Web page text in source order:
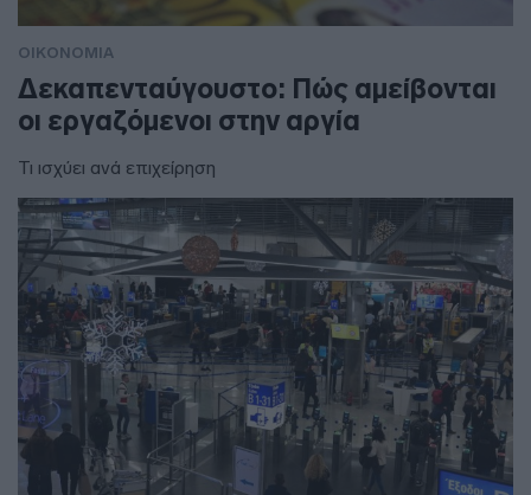
ΟΙΚΟΝΟΜΙΑ
Δεκαπενταύγουστο: Πώς αμείβονται
οι εργαζόμενοι στην αργία
Τι ισχύει ανά επιχείρηση